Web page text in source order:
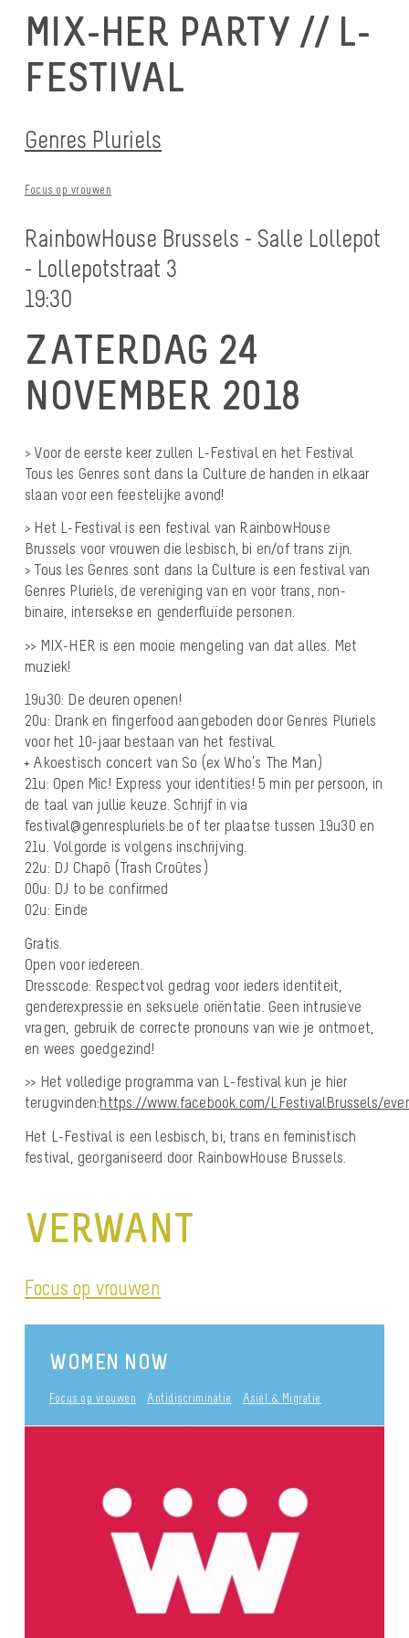
MIX-HER PARTY // L-
FESTIVAL
Genres Pluriels
Focus op vrouwen
RainbowHouse Brussels - Salle Lollepot
- Lollepotstraat 3
19:30
ZATERDAG 24
NOVEMBER 2018
> Voor de eerste keer zullen L-Festival en het Festival
Tous les Genres sont dans la Culture de handen in elkaar
slaan voor een feestelijke avond!
> Het L-Festival is een festival van RainbowHouse
Brussels voor vrouwen die lesbisch, bi en/of trans zijn.
> Tous les Genres sont dans la Culture is een festival van
Genres Pluriels, de vereniging van en voor trans, non-
binaire, intersekse en genderfluïde personen.
>> MIX-HER is een mooie mengeling van dat alles. Met
muziek!
19u30: De deuren openen!
20u: Drank en fingerfood aangeboden door Genres Pluriels
voor het 10-jaar bestaan van het festival.
+ Akoestisch concert van So (ex Who’s The Man)
21u: Open Mic! Express your identities! 5 min per persoon, in
de taal van jullie keuze. Schrijf in via
festival@genrespluriels.be of ter plaatse tussen 19u30 en
21u. Volgorde is volgens inschrijving.
22u: DJ Chapô (Trash Croûtes)
00u: DJ to be confirmed
02u: Einde
Gratis.
Open voor iedereen.
Dresscode: Respectvol gedrag voor ieders identiteit,
genderexpressie en seksuele oriëntatie. Geen intrusieve
vragen, gebruik de correcte pronouns van wie je ontmoet,
en wees goedgezind!
>> Het volledige programma van L-festival kun je hier
terugvinden:https://www.facebook.com/LFestivalBrussels/
Het L-Festival is een lesbisch, bi, trans en feministisch
festival, georganiseerd door RainbowHouse Brussels.
VERWANT
Focus op vrouwen
WOMEN NOW
Focus op vrouwen Antidiscriminatie Asiel & Migratie